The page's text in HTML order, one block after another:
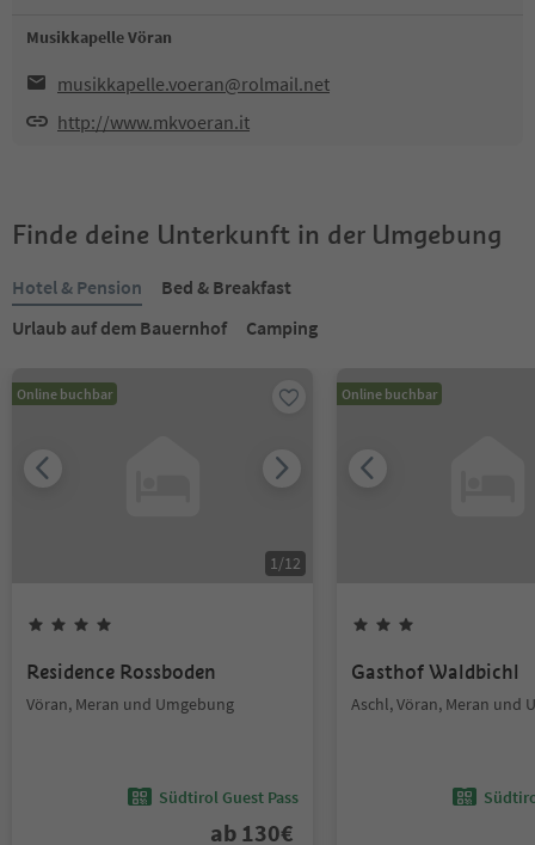
Musikkapelle Vöran
musikkapelle.voeran@rolmail.net
http://www.mkvoeran.it
Finde deine Unterkunft in der Umgebung
Hotel & Pension
Bed & Breakfast
Urlaub auf dem Bauernhof
Camping
Online buchbar
1/12
Residence Rossboden
Vöran, Meran und Umgebung
Südtirol Guest Pass
ab 130€
Online buchbar
Gasthof Waldbichl
Aschl, Vöran, Meran und